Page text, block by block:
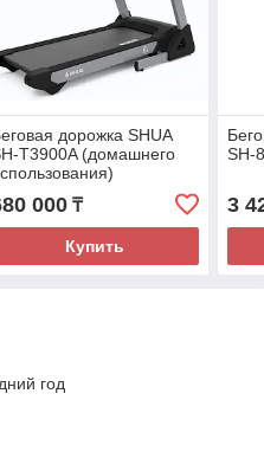
дорожка SHUA
T3900A (домашнего
000₸
Купить
SH-
3
год